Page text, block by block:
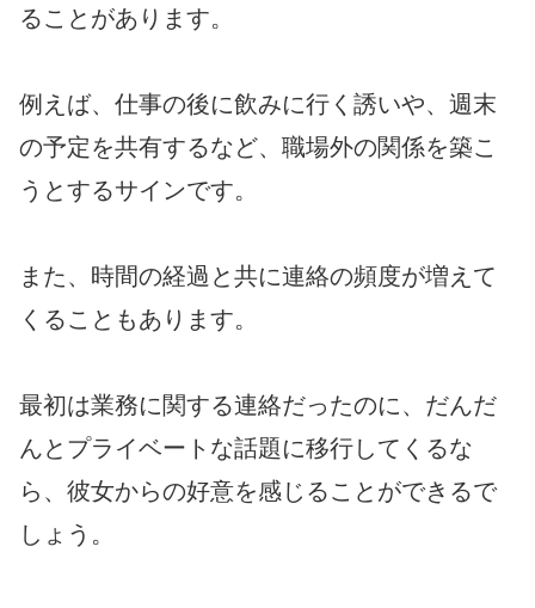
ることがあります。
例えば、仕事の後に飲みに行く誘いや、週末
の予定を共有するなど、職場外の関係を築こ
うとするサインです。
また、時間の経過と共に連絡の頻度が増えて
くることもあります。
最初は業務に関する連絡だったのに、だんだ
んとプライベートな話題に移行してくるな
ら、彼女からの好意を感じることができるで
しょう。